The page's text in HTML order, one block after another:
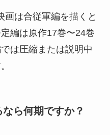
画は合従軍編を描くと
編は原作17巻〜24巻
は圧縮または説明中
ら何期ですか？